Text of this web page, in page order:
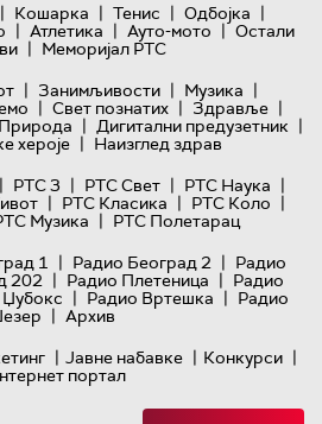
| Кошарка | Тенис | Одбојка |
| Атлетика | Ауто-мото | Остали
| Меморијал РТС
| Занимљивости | Музика |
| Свет познатих | Здравље |
Природа | Дигитални предузетник |
хероје | Наизглед здрав
| РТС 3 | РТС Свет | РТС Наука |
| РТС Класика | РТС Коло |
Музика | РТС Полетарац
1 | Радио Београд 2 | Радио
202 | Радио Плетеница | Радио
| Радио Вртешка | Радио
| Архив
| Јавне набавке | Конкурси |
портал